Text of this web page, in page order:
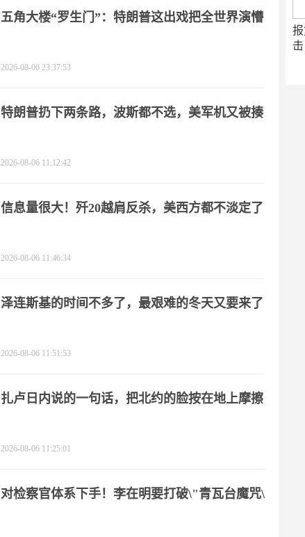
五角大楼“罗生门”：特朗普这出戏把全世界演懵
2026-08-06 23:37:53
特朗普扔下两条路，波斯都不选，美军机又被揍
2026-08-06 11:12:42
信息量很大！歼20越肩反杀，美西方都不淡定了
2026-08-06 11:46:34
泽连斯基的时间不多了，最艰难的冬天又要来了
2026-08-06 11:51:53
扎卢日内说的一句话，把北约的脸按在地上摩擦
2026-08-06 11:25:01
对检察官体系下手！李在明要打破\"青瓦台魔咒\"